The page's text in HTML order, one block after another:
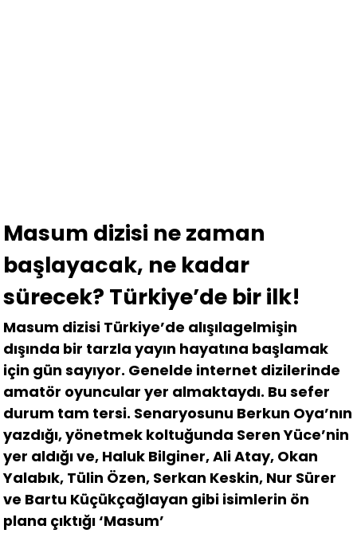
Masum dizisi ne zaman
başlayacak, ne kadar
sürecek? Türkiye’de bir ilk!
Masum dizisi Türkiye’de alışılagelmişin
dışında bir tarzla yayın hayatına başlamak
için gün sayıyor. Genelde internet dizilerinde
amatör oyuncular yer almaktaydı. Bu sefer
durum tam tersi. Senaryosunu Berkun Oya’nın
yazdığı, yönetmek koltuğunda Seren Yüce’nin
yer aldığı ve, Haluk Bilginer, Ali Atay, Okan
Yalabık, Tülin Özen, Serkan Keskin, Nur Sürer
ve Bartu Küçükçağlayan gibi isimlerin ön
plana çıktığı ‘Masum’